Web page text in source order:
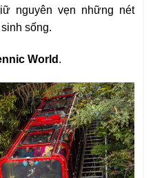
nguyên vẹn những nét
sống.
World .